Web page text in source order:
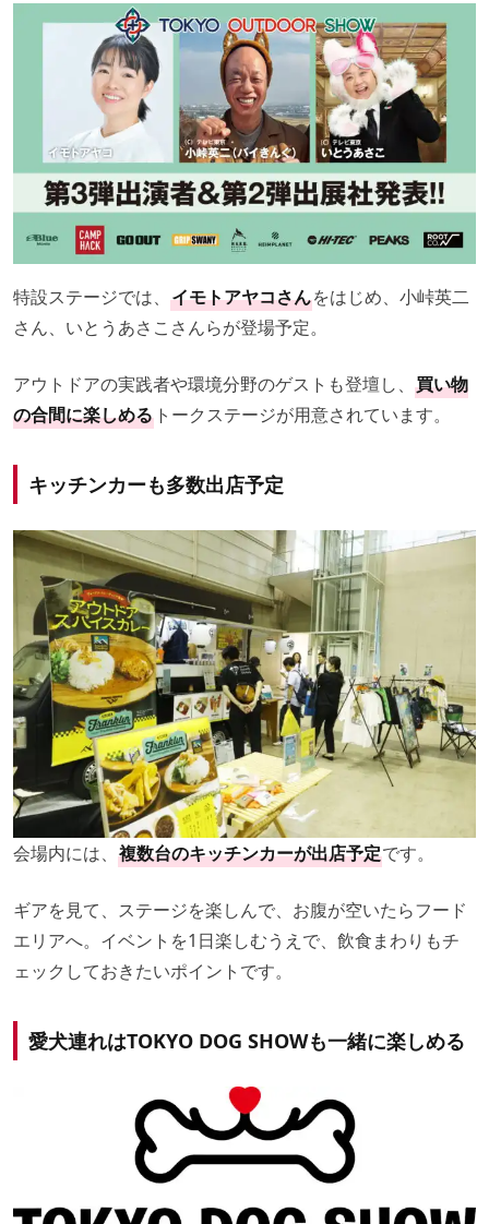
特設ステージでは、 イモトアヤコさんをはじめ、小峠英二
さん、いとうあさこさんらが登場予定。
アウトドアの実践者や環境分野のゲストも登壇し、 買い物
の合間に楽しめる トークステージが用意されています。
キッチンカーも多数出店予定
会場内には、 複数台のキッチンカーが出店予定です。
ギアを見て、ステージを楽しんで、お腹が空いたらフード
エリアへ。イベントを1日楽しむうえで、飲食まわりもチ
ェックしておきたいポイントです。
愛犬連れはTOKYO DOG SHOWも一緒に楽しめる